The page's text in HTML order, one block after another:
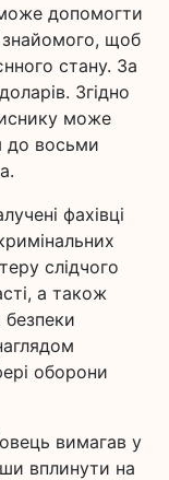
допомогти
знайомого, щоб
стану. За
Згідно
може
до восьми
фахівці
слідчого
а також
оборони
вимагав у
вплинути на